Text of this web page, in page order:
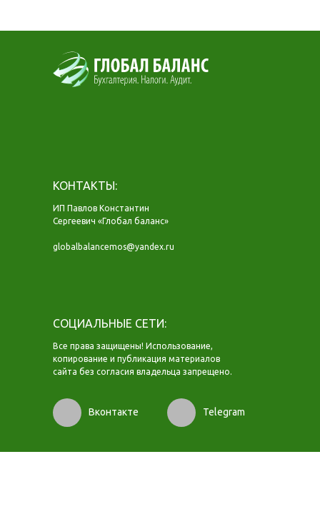
ИП Павлов Константин
Сергеевич «Глобал баланс»
globalbalancemos@yandex.ru
КОНТАКТЫ:
Все права защищены! Использование,
копирование и публикация материалов
сайта без согласия владельца запрещено.
СОЦИАЛЬНЫЕ СЕТИ:
Telegram
Вконтакте